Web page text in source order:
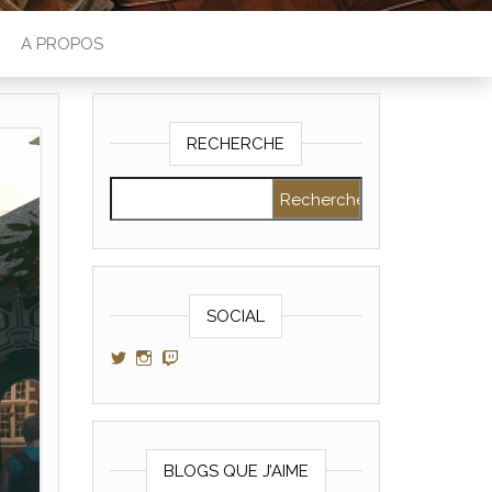
A PROPOS
RECHERCHE
SOCIAL
Voir le profil de GamerAltris sur Twitter
Voir le profil de GamerAltris sur Instagram
Voir le profil de Gameraltris sur Twitch
BLOGS QUE J’AIME